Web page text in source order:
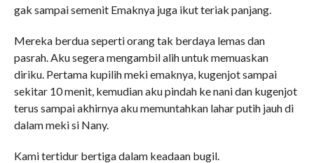
gak sampai semenit Emaknya juga ikut teriak panjang.
Mereka berdua seperti orang tak berdaya lemas dan
pasrah. Aku segera mengambil alih untuk memuaskan
diriku. Pertama kupilih meki emaknya, kugenjot sampai
sekitar 10 menit, kemudian aku pindah ke nani dan kugenjot
terus sampai akhirnya aku memuntahkan lahar putih jauh di
dalam meki si Nany.
Kami tertidur bertiga dalam keadaan bugil.